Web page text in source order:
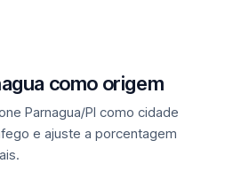
como origem
Parnagua/PI como cidade
e ajuste a porcentagem